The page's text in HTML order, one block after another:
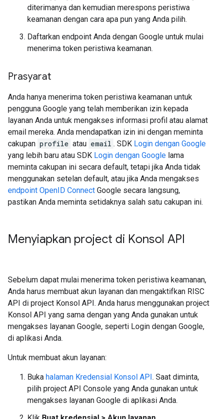
diterimanya dan kemudian merespons peristiwa
keamanan dengan cara apa pun yang Anda pilih.
Daftarkan endpoint Anda dengan Google untuk mulai
menerima token peristiwa keamanan.
Prasyarat
Anda hanya menerima token peristiwa keamanan untuk
pengguna Google yang telah memberikan izin kepada
layanan Anda untuk mengakses informasi profil atau alamat
email mereka. Anda mendapatkan izin ini dengan meminta
cakupan profile atau email . SDK Login dengan Google
yang lebih baru atau SDK Login dengan Google lama
meminta cakupan ini secara default, tetapi jika Anda tidak
menggunakan setelan default, atau jika Anda mengakses
endpoint OpenID Connect Google secara langsung,
pastikan Anda meminta setidaknya salah satu cakupan ini.
Menyiapkan project di Konsol API
Sebelum dapat mulai menerima token peristiwa keamanan,
Anda harus membuat akun layanan dan mengaktifkan RISC
API di project Konsol API. Anda harus menggunakan project
Konsol API yang sama dengan yang Anda gunakan untuk
mengakses layanan Google, seperti Login dengan Google,
di aplikasi Anda.
Untuk membuat akun layanan:
Buka halaman Kredensial Konsol API. Saat diminta,
pilih project API Console yang Anda gunakan untuk
mengakses layanan Google di aplikasi Anda.